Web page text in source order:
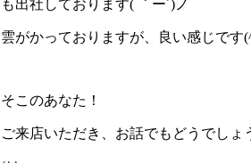
出社しております( ｀ー´)ノ
がかっておりますが、良い感じです
このあなた！
来店いただき、お話でもどうでしょ